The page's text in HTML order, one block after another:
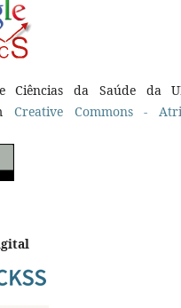
Ciências da Saúde da
Creative Commons -